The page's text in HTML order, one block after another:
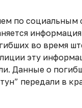
по социальным
во время
эту
Данные о
передали в